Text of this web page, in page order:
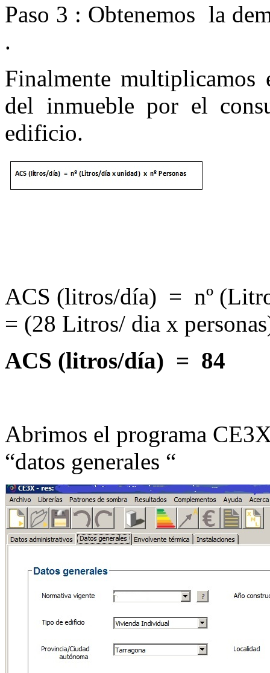
Paso 3 : Obtenemos la
.
Finalmente multiplicamos
del inmueble por el
edificio.
ACS (litros/día) = nº
= (28 Litros/ dia x
ACS (litros/día) = 84
Abrimos el programa
“datos generales “